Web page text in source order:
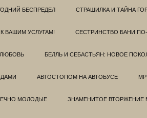
БЕСПРЕДЕЛ СТРАШИЛКА И ТАЙНА
ВАШИМ УСЛУГАМ! СЕСТРИНСТВО БАНИ
БЕЛЛЬ И СЕБАСТЬЯН: НОВОЕ
АВТОСТОПОМ НА АВТОБУСЕ
МОЛОДЫЕ ЗНАМЕНИТОЕ ВТОРЖЕНИЕ